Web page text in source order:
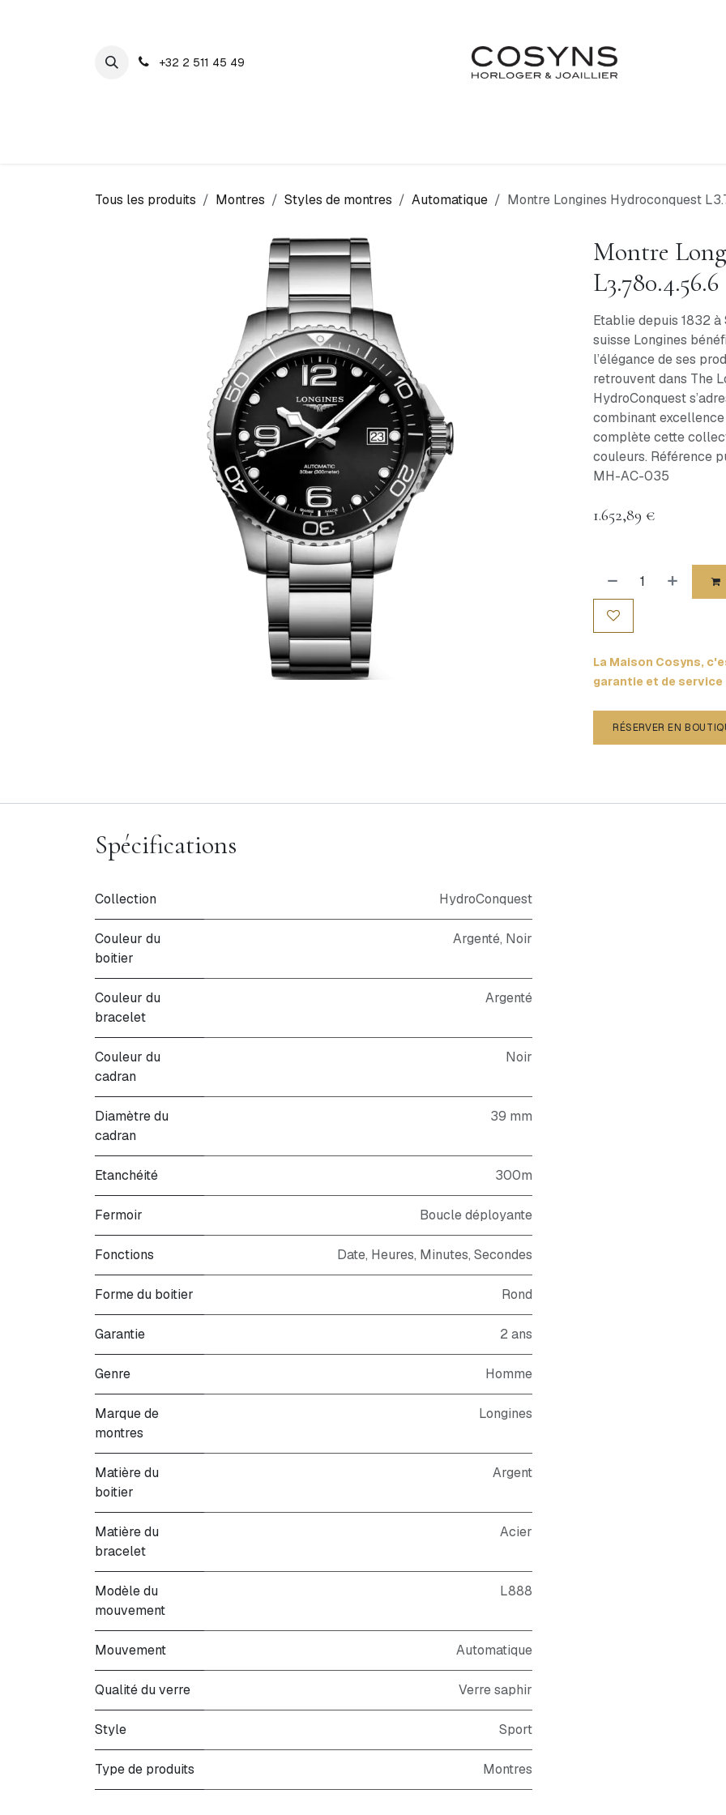
+32 2 511 45 49
Tous les produits Montres Styles de montres Automatique Montre Longines Hydroconquest
Montre
L3.780.4.56.6
Etablie depuis 1832
suisse Longines
l’élégance de ses
retrouvent dans The
HydroConquest
combinant excellence
complète cette
couleurs. Référence
MH-AC-035
1.652,89 €
La Maison Cosyns,
garantie et de service
RÉSERVER EN
Spécifications
Collection HydroConquest
Couleur du
boitier
Argenté, Noir
Couleur du
bracelet
Argenté
Couleur du
cadran
Noir
Diamètre du
cadran
39 mm
Etanchéité 300m
Fermoir Boucle déployante
Fonctions Date, Heures, Minutes, Secondes
Forme du boitier Rond
Garantie 2 ans
Genre Homme
Marque de
montres
Longines
Matière du
boitier
Argent
Matière du
bracelet
Acier
Modèle du
mouvement
L888
Mouvement Automatique
Qualité du verre Verre saphir
Style Sport
Type de produits Montres